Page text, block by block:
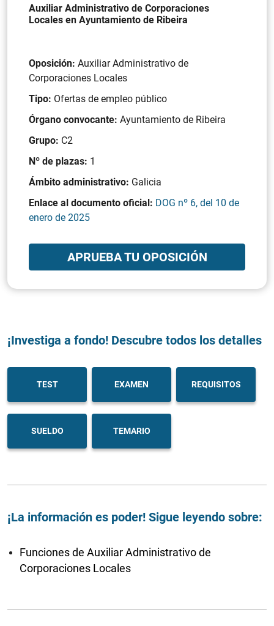
Auxiliar Administrativo de Corporaciones
Locales en Ayuntamiento de Ribeira
Oposición: Auxiliar Administrativo de
Corporaciones Locales
Tipo: Ofertas de empleo público
Órgano convocante: Ayuntamiento de Ribeira
Grupo: C2
Nº de plazas: 1
Ámbito administrativo: Galicia
Enlace al documento oficial: DOG nº 6, del 10 de
enero de 2025
APRUEBA TU OPOSICIÓN
¡Investiga a fondo! Descubre todos los detalles
TEST EXAMEN REQUISITOS
SUELDO TEMARIO
¡La información es poder! Sigue leyendo sobre:
Funciones de Auxiliar Administrativo de
Corporaciones Locales